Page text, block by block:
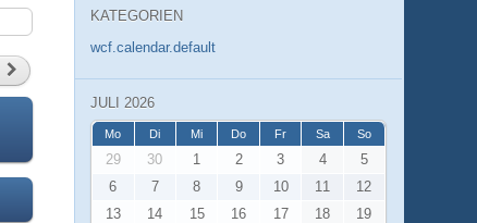
KATEGORIEN
wcf.calendar.default
JULI 2026
Mo Di Mi Do Fr Sa So
29 30 1 2 3 4
5
6
7 8 9 10 11
12
13
14 15 16 17 18
19